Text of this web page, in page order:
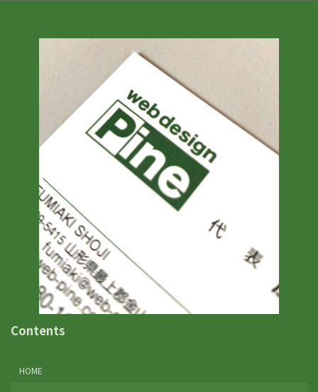
Contents
HOME